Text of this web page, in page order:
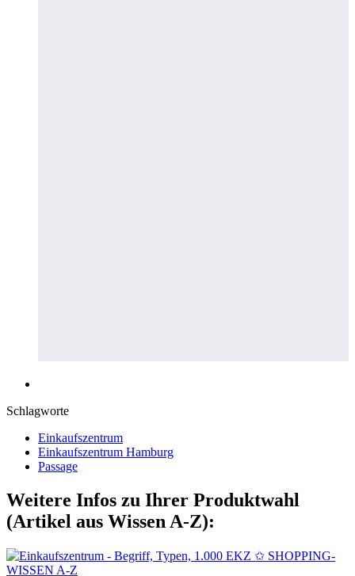
Schlagworte
Einkaufszentrum
Einkaufszentrum Hamburg
Passage
Weitere Infos zu Ihrer Produktwahl
(Artikel aus Wissen A-Z):